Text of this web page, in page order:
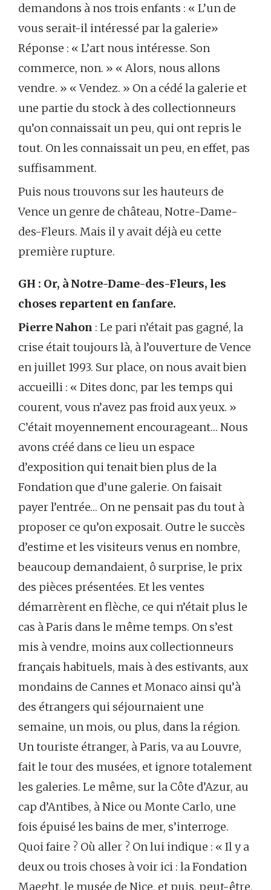
demandons à nos trois enfants : « L’un de
vous serait-il intéressé par la galerie»
Réponse : « L’art nous intéresse. Son
commerce, non. » « Alors, nous allons
vendre. » « Vendez. » On a cédé la galerie et
une partie du stock à des collectionneurs
qu’on connaissait un peu, qui ont repris le
tout. On les connaissait un peu, en effet, pas
suffisamment.
Puis nous trouvons sur les hauteurs de
Vence un genre de château, Notre-Dame-
des-Fleurs. Mais il y avait déjà eu cette
première rupture.
GH : Or, à Notre-Dame-des-Fleurs, les
choses repartent en fanfare.
Pierre Nahon : Le pari n’était pas gagné, la
crise était toujours là, à l’ouverture de Vence
en juillet 1993. Sur place, on nous avait bien
accueilli : « Dites donc, par les temps qui
courent, vous n’avez pas froid aux yeux. »
C’était moyennement encourageant… Nous
avons créé dans ce lieu un espace
d’exposition qui tenait bien plus de la
Fondation que d’une galerie. On faisait
payer l’entrée… On ne pensait pas du tout à
proposer ce qu’on exposait. Outre le succès
d’estime et les visiteurs venus en nombre,
beaucoup demandaient, ô surprise, le prix
des pièces présentées. Et les ventes
démarrèrent en flèche, ce qui n’était plus le
cas à Paris dans le même temps. On s’est
mis à vendre, moins aux collectionneurs
français habituels, mais à des estivants, aux
mondains de Cannes et Monaco ainsi qu’à
des étrangers qui séjournaient une
semaine, un mois, ou plus, dans la région.
Un touriste étranger, à Paris, va au Louvre,
fait le tour des musées, et ignore totalement
les galeries. Le même, sur la Côte d’Azur, au
cap d’Antibes, à Nice ou Monte Carlo, une
fois épuisé les bains de mer, s’interroge.
Quoi faire ? Où aller ? On lui indique : « Il y a
deux ou trois choses à voir ici : la Fondation
Maeght, le musée de Nice, et puis, peut-être,